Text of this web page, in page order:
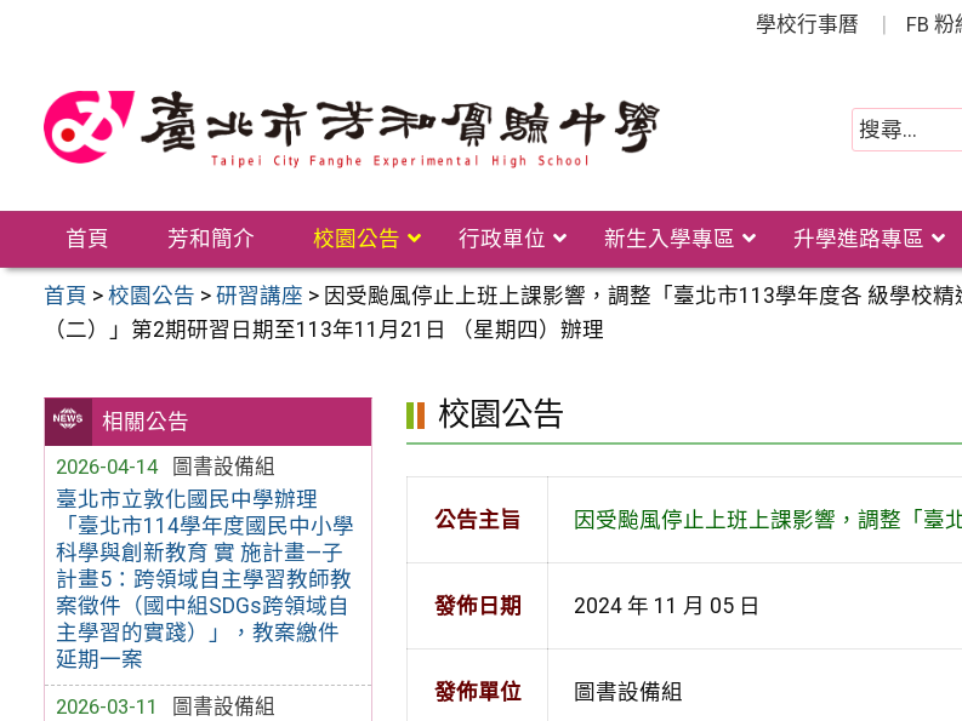
學校行事曆 FB 粉
首頁 芳和簡介 校園公告 行政單位 新生入學專區 升學進路專區
首頁 >校園公告 >研習講座 > 因受颱風停止上班上課影響，調整「臺北市113學年度各 級學校
（二）」第2期研習日期至113年11月21日 （星期四）辦理
相關公告
2026-04-14
圖書設備組
臺北市立敦化國民中學辦理
「臺北市114學年度國民中小學
科學與創新教育 實 施計畫—子
計畫5：跨領域自主學習教師教
案徵件（國中組SDGs跨領域自
主學習的實踐）」，教案繳件
延期一案
2026-03-11
圖書設備組
校園公告
公告主旨 因受颱風停止上班上課影響，調整「臺
發佈日期 2024 年 11 月 05 日
發佈單位 圖書設備組